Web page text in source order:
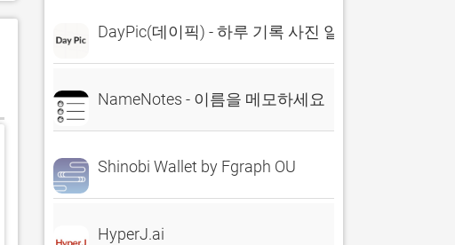
DayPic(데이픽) - 하루 기록 사진 일기장
NameNotes - 이름을 메모하세요
Shinobi Wallet by Fgraph OU
HyperJ.ai